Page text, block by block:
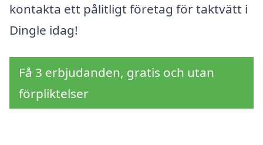
kontakta ett pålitligt företag för taktvätt i
Dingle idag!
Få 3 erbjudanden, gratis och utan
förpliktelser